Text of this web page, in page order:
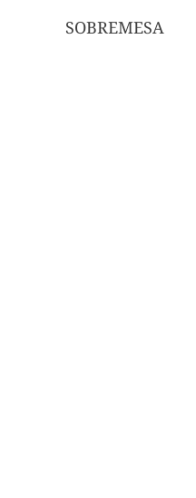
SOBREMESA